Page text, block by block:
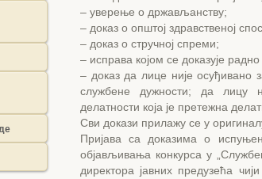
– уверење о држављанству;
– доказ о општој здравственој
– доказ о стручној спреми;
– исправа којом се доказује радно
– доказ да лице није осуђивано
службене дужности; да лицу
делатности која је претежна
Сви докази прилажу се у
Пријава са доказима о
објављивања конкурса у
директора јавних предузећа